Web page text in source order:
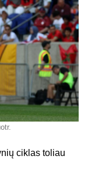
ciklas toliau